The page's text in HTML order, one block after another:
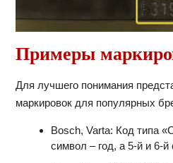
Примеры
Для лучшего понимания
маркировок для популярных
Bosch, Varta: Код типа
символ – год, а 5-й и 6-